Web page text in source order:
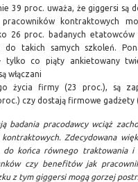
39 proc. uważa, że giggersi są
pracowników kontraktowych
26 proc. badanych etatowców
do takich samych szkoleń.
tylko co piąty ankietowany
włączani
życia firmy (23 proc.), są
czy dostają firmowe gadżety
badania pracodawcy wciąż
Zdecydowana
do końca równego traktowania
czy benefitów jak
z tym giggersi mogą gorzej